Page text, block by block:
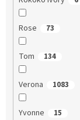
Rose 73
Tom 134
Verona 1083
Yvonne 15